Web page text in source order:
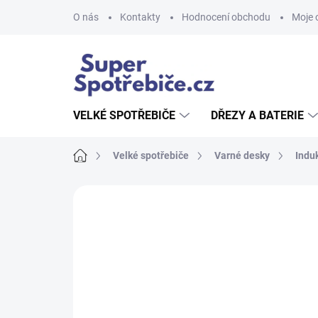
O nás Kontakty Hodnocení obchodu Moje
VELKÉ SPOTŘEBIČE DŘEZY A BATERIE
Domů Velké spotřebiče Varné desky